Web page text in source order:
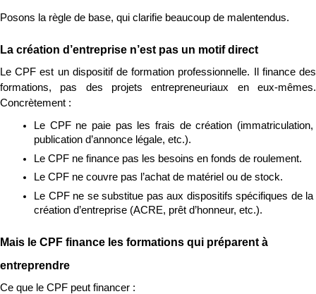
Posons la règle de base, qui clarifie beaucoup de malentendus.
La création d’entreprise n’est pas un motif direct
Le CPF est un dispositif de formation professionnelle. Il finance des
formations, pas des projets entrepreneuriaux en eux-mêmes.
Concrètement :
Le CPF ne paie pas les frais de création (immatriculation,
publication d’annonce légale, etc.).
Le CPF ne finance pas les besoins en fonds de roulement.
Le CPF ne couvre pas l’achat de matériel ou de stock.
Le CPF ne se substitue pas aux dispositifs spécifiques de la
création d’entreprise (ACRE, prêt d’honneur, etc.).
Mais le CPF finance les formations qui préparent à
entreprendre
Ce que le CPF peut financer :